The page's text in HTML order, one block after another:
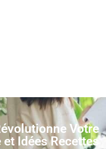
Votre
Idées Recettes